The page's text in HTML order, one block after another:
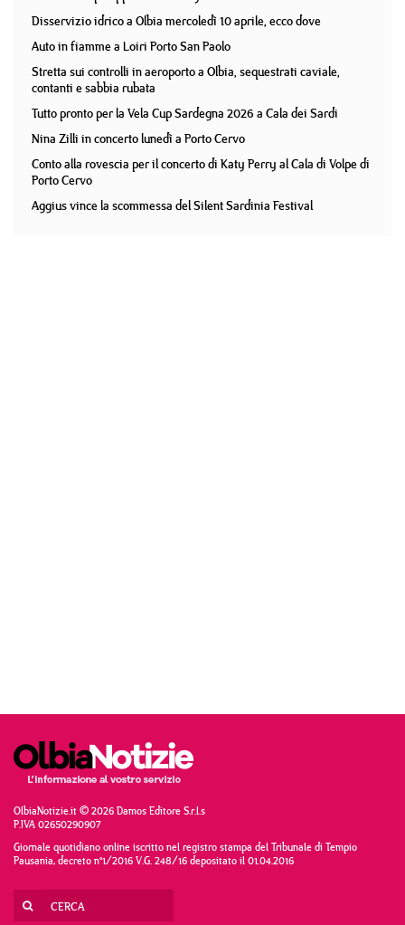
Disservizio idrico a Olbia mercoledì 10 aprile, ecco dove
Auto in fiamme a Loiri Porto San Paolo
Stretta sui controlli in aeroporto a Olbia, sequestrati caviale,
contanti e sabbia rubata
Tutto pronto per la Vela Cup Sardegna 2026 a Cala dei Sardi
Nina Zilli in concerto lunedì a Porto Cervo
Conto alla rovescia per il concerto di Katy Perry al Cala di Volpe di
Porto Cervo
Aggius vince la scommessa del Silent Sardinia Festival
OlbiaNotizie.it © 2026 Damos Editore S.r.l.s
P.IVA 02650290907
Giornale quotidiano online iscritto nel registro stampa del Tribunale di Tempio
Pausania, decreto n°1/2016 V.G. 248/16 depositato il 01.04.2016